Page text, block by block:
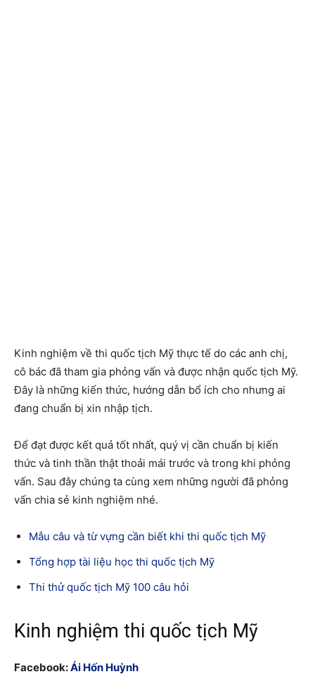
Kinh nghiệm về thi quốc tịch Mỹ thực tế do các anh chị,
cô bác đã tham gia phỏng vấn và được nhận quốc tịch Mỹ.
Đây là những kiến thức, hướng dẫn bổ ích cho nhưng ai
đang chuẩn bị xin nhập tịch.
Để đạt được kết quả tốt nhất, quý vị cần chuẩn bị kiến
thức và tinh thần thật thoải mái trước và trong khi phỏng
vấn. Sau đây chúng ta cùng xem những người đã phỏng
vấn chia sẻ kinh nghiệm nhé.
Mẫu câu và từ vựng cần biết khi thi quốc tịch Mỹ
Tổng hợp tài liệu học thi quốc tịch Mỹ
Thi thử quốc tịch Mỹ 100 câu hỏi
Kinh nghiệm thi quốc tịch Mỹ
Facebook:Ái Hốn Huỳnh